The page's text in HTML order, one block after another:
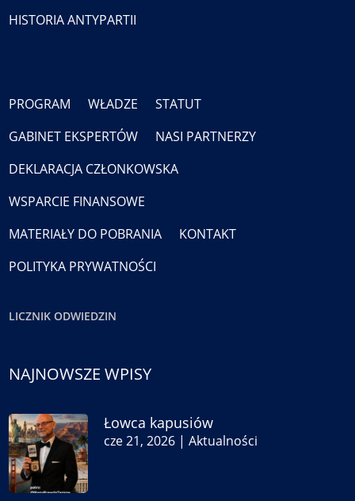
HISTORIA ANTYPARTII
PROGRAM WŁADZE
STATUT
GABINET EKSPERTÓW
NASI PARTNERZY
DEKLARACJA CZŁONKOWSKA
WSPARCIE FINANSOWE
MATERIAŁY DO POBRANIA
KONTAKT
POLITYKA PRYWATNOŚCI
LICZNIK ODWIEDZIN
NAJNOWSZE WPISY
Łowca kapusiów
cze 21, 2026 |Aktualności